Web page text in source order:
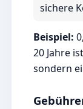
sichere
Beispiel:
20 Jahre
sondern